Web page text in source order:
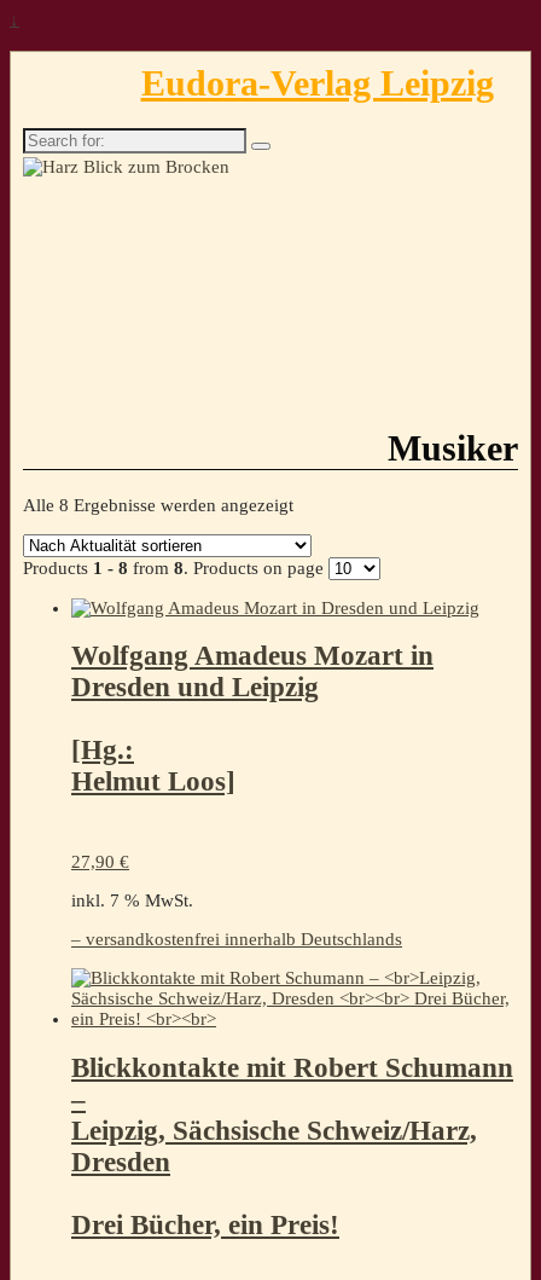
↓
Eudora-Verlag Leipzig
Search
for:
Musiker
Alle 8 Ergebnisse werden angezeigtNach
sortiert
Products 1 - 8 from 8. Products on page
Wolfgang Amadeus Mozart in
Dresden und Leipzig
[Hg.:
Helmut Loos]
27,90 €
inkl. 7 % MwSt.
– versandkostenfrei innerhalb Deutschlands
Blickkontakte mit Robert Schumann
–
Leipzig, Sächsische Schweiz/Harz,
Dresden
Drei Bücher, ein Preis!